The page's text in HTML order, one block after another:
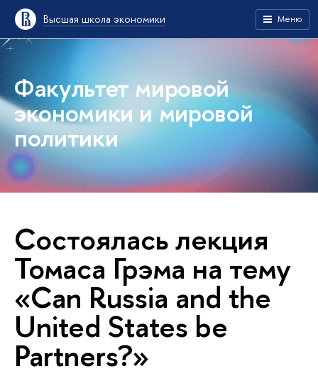
Высшая школа экономики Меню
Факультет мировой
экономики и мировой
политики
Состоялась лекция
Томаса Грэма на тему
«Can Russia and the
United States be
Partners?»